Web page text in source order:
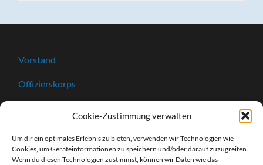
Cookie-Zustimmung verwalten
Um dir ein optimales Erlebnis zu bieten, verwenden wir Technologien wie
Cookies, um Geräteinformationen zu speichern und/oder darauf zuzugreifen.
Wenn du diesen Technologien zustimmst, können wir Daten wie das
Vorstand
Offizierskorps
Beitrittserklärung